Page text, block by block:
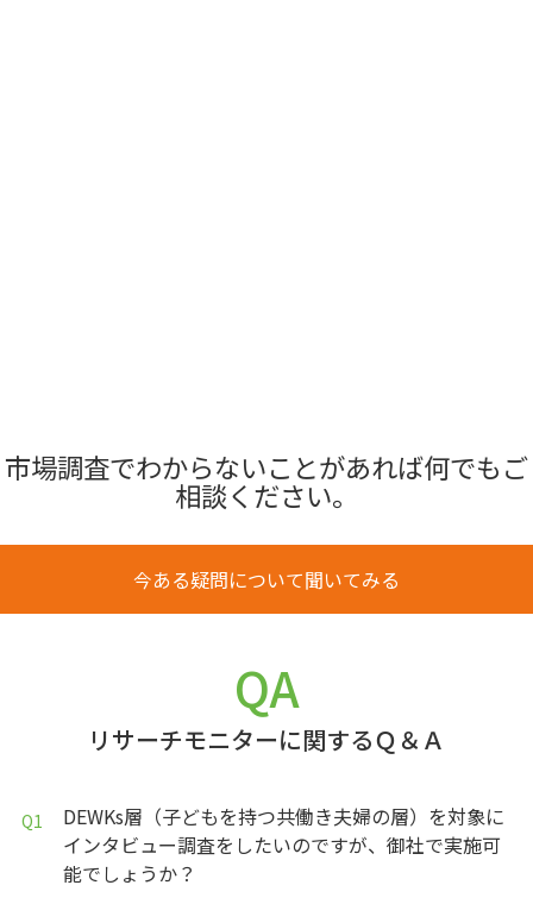
市場調査でわからないことがあれば何でもご
相談ください。
今ある疑問について聞いてみる
QA
リサーチモニターに関するＱ＆Ａ
DEWKs層（子どもを持つ共働き夫婦の層）を対象に
インタビュー調査をしたいのですが、御社で実施可
能でしょうか？